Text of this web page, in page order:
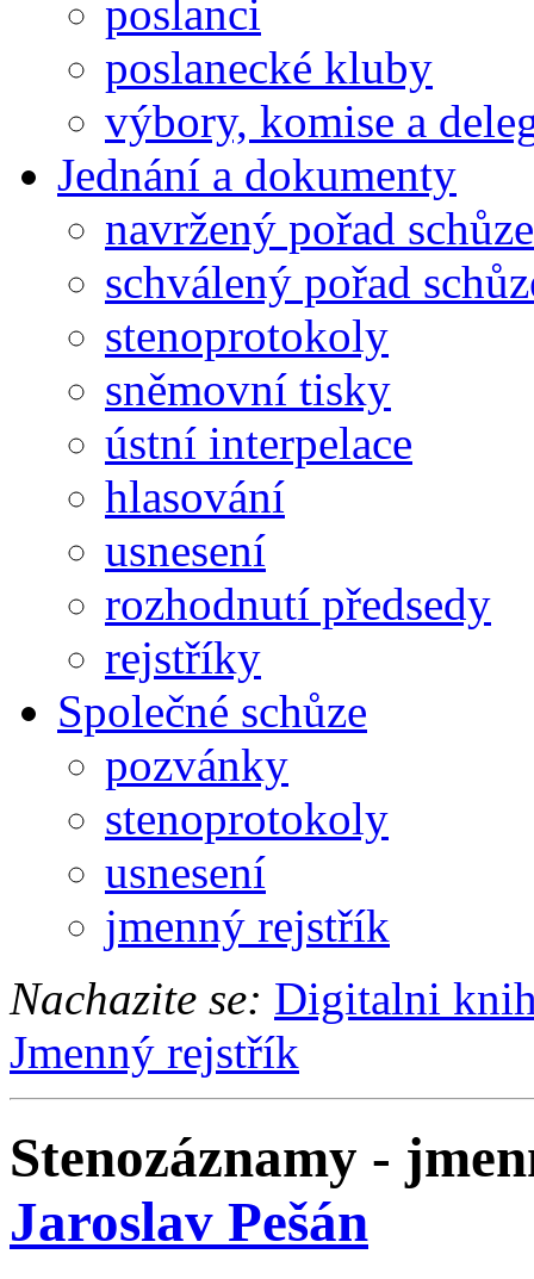
poslanci
poslanecké kluby
výbory, komise a
Jednání a dokumenty
navržený pořad schůze
schválený pořad
stenoprotokoly
sněmovní tisky
ústní interpelace
hlasování
usnesení
rozhodnutí předsedy
rejstříky
Společné schůze
pozvánky
stenoprotokoly
usnesení
jmenný rejstřík
Nachazite se: Digitalni
Jmenný rejstřík
Stenozáznamy -
Jaroslav Pešán